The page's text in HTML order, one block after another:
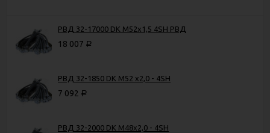
РВД 32-17000 DK М52х1,5 4SH РВД
18 007 Р
РВД 32-1850 DK М52 х2,0 - 4SH
7 092 Р
РВД 32-2000 DK М48х2,0 - 4SH